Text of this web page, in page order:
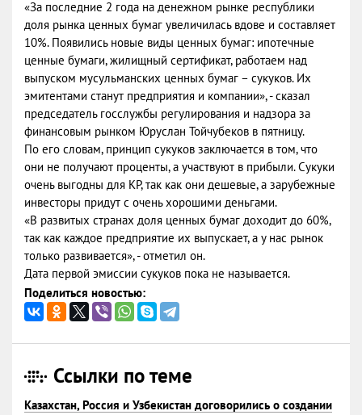
«За последние 2 года на денежном рынке республики
доля рынка ценных бумаг увеличилась вдове и составляет
10%. Появились новые виды ценных бумаг: ипотечные
ценные бумаги, жилищный сертификат, работаем над
выпуском мусульманских ценных бумаг – сукуков. Их
эмитентами станут предприятия и компании», - сказал
председатель госслужбы регулирования и надзора за
финансовым рынком Юруслан Тойчубеков в пятницу.
По его словам, принцип сукуков заключается в том, что
они не получают проценты, а участвуют в прибыли. Сукуки
очень выгодны для КР, так как они дешевые, а зарубежные
инвесторы придут с очень хорошими деньгами.
«В развитых странах доля ценных бумаг доходит до 60%,
так как каждое предприятие их выпускает, а у нас рынок
только развивается», - отметил он.
Дата первой эмиссии сукуков пока не называется.
Поделиться новостью:
Ссылки по теме
Казахстан, Россия и Узбекистан договорились о создании